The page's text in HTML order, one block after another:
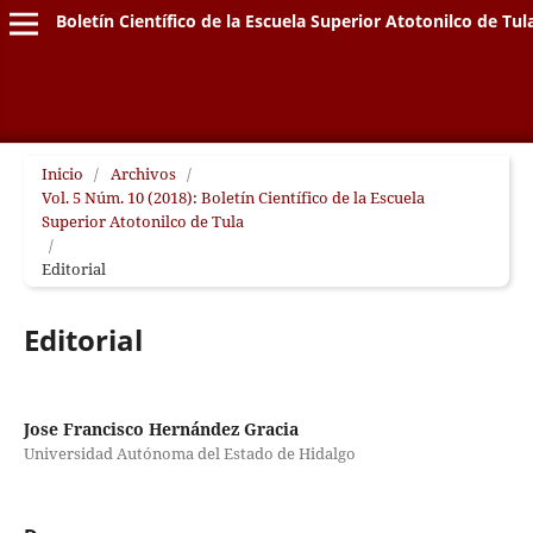
Boletín Científico de la Escuela Superior Atotonilco de
Inicio / Archivos /
Vol. 5 Núm. 10 (2018): Boletín Científico de la Escuela
Superior Atotonilco de Tula
/
Editorial
Editorial
Jose Francisco Hernández Gracia
Universidad Autónoma del Estado de Hidalgo